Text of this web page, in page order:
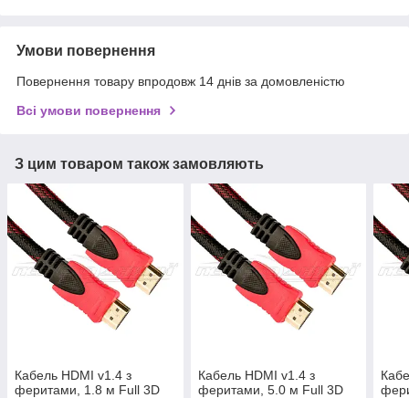
Умови повернення
Повернення товару впродовж 14 днів за домовленістю
Всі умови повернення
З цим товаром також замовляють
Кабель HDMI v1.4 з
феритами, 1.8 м Full 3D
Кабель HDMI v1.4 з
феритами, 5.0 м Full 3D